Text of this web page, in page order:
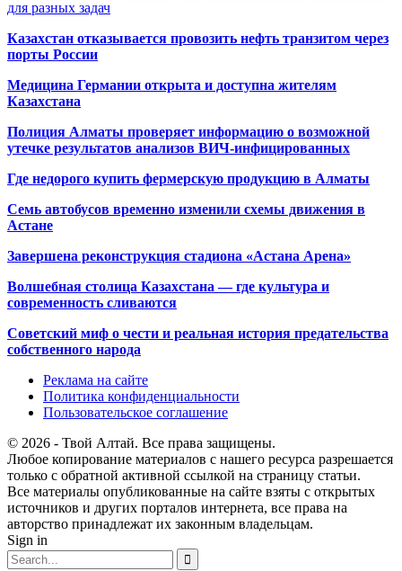
для разных задач
Казахстан отказывается провозить нефть транзитом через
порты России
Медицина Германии открыта и доступна жителям
Казахстана
Полиция Алматы проверяет информацию о возможной
утечке результатов анализов ВИЧ-инфицированных
Где недорого купить фермерскую продукцию в Алматы
Семь автобусов временно изменили схемы движения в
Астане
Завершена реконструкция стадиона «Астана Арена»
Волшебная столица Казахстана — где культура и
современность сливаются
Советский миф о чести и реальная история предательства
собственного народа
Реклама на сайте
Политика конфиденциальности
Пользовательское соглашение
© 2026 - Твой Алтай. Все права защищены.
Любое копирование материалов с нашего ресурса разрешается
только с обратной активной ссылкой на страницу статьи.
Все материалы опубликованные на сайте взяты с открытых
источников и других порталов интернета, все права на
авторство принадлежат их законным владельцам.
Sign in